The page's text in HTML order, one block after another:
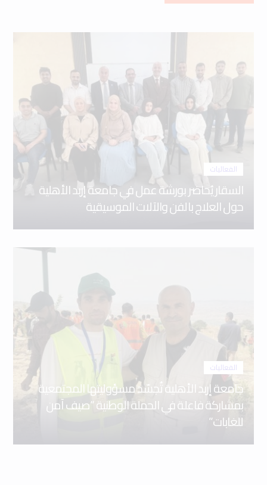
الفعاليات
السقار يُحاضر بورشة عمل في جامعة إربد الأهلية
حول العلاج بالفن والآلات الموسيقية
الفعاليات
جامعة إربد الأهلية تُجسّد مسؤوليتها المجتمعية
بمشاركة فاعلة في الحملة الوطنية “صيف آمن
للغابات”